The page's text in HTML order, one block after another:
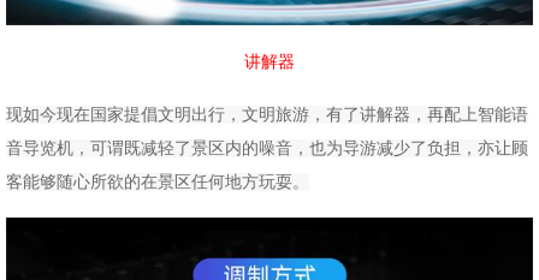
讲解器
现如今现在国家提倡文明出行，文明旅游，有了讲解器，再配上智能语
音导览机，可谓既减轻了景区内的噪音，也为导游减少了负担，亦让顾
客能够随心所欲的在景区任何地方玩耍。